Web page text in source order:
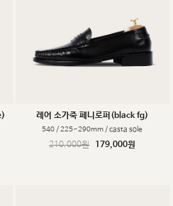
레어 소가죽 페니로퍼(black fg)
540 / 225~290mm / casta sole
210,000원 179,000원